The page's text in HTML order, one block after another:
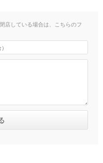
店している場合は、こちらのフ